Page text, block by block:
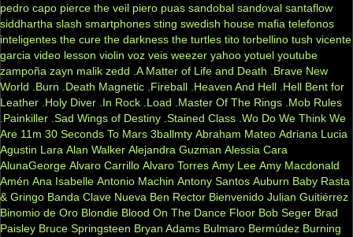
pedro capo pierce the veil piero puas sandobal sandoval santaflow
siddhartha slash smartphones sting swedish house mafia telefonos
inteligentes the cure the darkness the turtles tito torbellino tush vicente
garcia video lesson violin voz veis weezer yahoo yotuel youtube
zampoña zayn malik zedd .A Matter of Life and Death .Brave New
World .Burn .Death Magnetic .Fireball .Heaven And Hell .Hell Bent for
Leather .Holy Diver .In Rock .Load .Master Of The Rings .Mob Rules
.Painkiller .Sad Wings of Destiny .Stained Class .Wo Do We Think We
Are 11m 30 Seconds To Mars 3ballmty Abraham Mateo Adriana Lucia
Agustin Lara Alan Walker Alejandra Guzman Alessia Cara
AlunaGeorge Alvaro Carrillo Alvaro Torres Amy Lee Amy Macdonald
Amén Ana Isabelle Antonio Machin Antony Santos Auburn Baby Rasta
& Gringo Banda Clave Nueva Ben Rector Bienvenido Julian Guitiérrez
Binomio de Oro Blondie Blood On The Dance Floor Bob Seger Brad
Paisley Bruce Springsteen Bryan Adams Bulmaro Bermúdez Burning